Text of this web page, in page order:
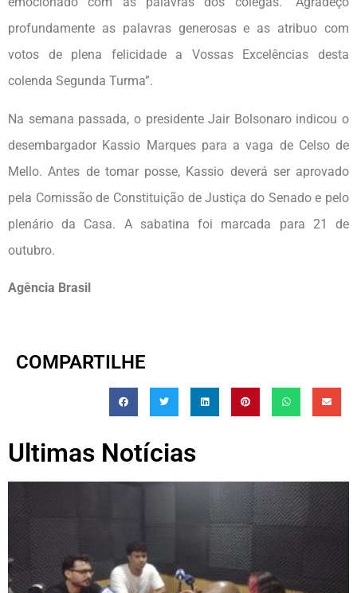
profundamente as palavras generosas e as atribuo com
votos de plena felicidade a Vossas Excelências desta
colenda Segunda Turma”.
Na semana passada, o presidente Jair Bolsonaro indicou o
desembargador Kassio Marques para a vaga de Celso de
Mello. Antes de tomar posse, Kassio deverá ser aprovado
pela Comissão de Constituição de Justiça do Senado e pelo
plenário da Casa. A sabatina foi marcada para 21 de
outubro.
Agência Brasil
COMPARTILHE
Ultimas Notícias